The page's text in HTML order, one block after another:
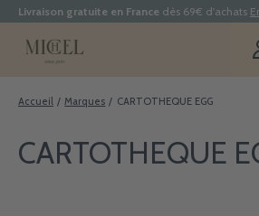
Livraison gratuite en France dès 69€ d'achats
Accueil / Marques / CARTOTHEQUE EGG
CARTOTHEQUE